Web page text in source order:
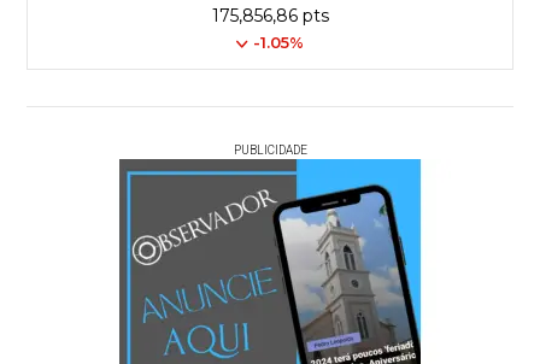
175,856,86 pts
-1.05%
PUBLICIDADE